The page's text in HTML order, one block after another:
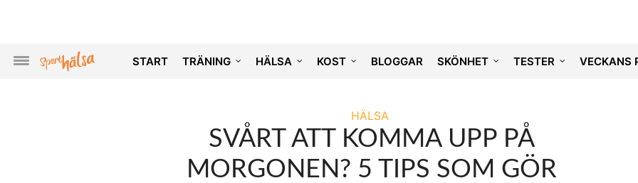
START TRÄNING HÄLSA KOST BLOGGAR SKÖNHET TESTER VECKANS
HÄLSA
SVÅRT ATT KOMMA UPP PÅ
MORGONEN? 5 TIPS SOM GÖR